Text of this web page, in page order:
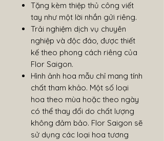
Tặng kèm thiệp thủ công viết
tay như một lời nhắn gửi riêng.
Trải nghiệm dịch vụ chuyên
nghiệp và độc đáo, được thiết
kế theo phong cách riêng của
Flor Saigon.
Hình ảnh hoa mẫu chỉ mang tính
chất tham khảo. Một số loại
hoa theo mùa hoặc theo ngày
có thể thay đổi do chất lượng
không đảm bảo. Flor Saigon sẽ
sử dụng các loại hoa tương